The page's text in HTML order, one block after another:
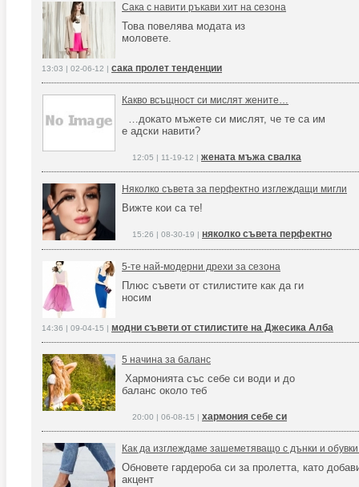
Сака с навити ръкави хит на сезона
Това повелява модата из
моловете.
13:03 | 02-06-12 | сака пролет тенденции
Какво всъщност си мислят жените…
…докато мъжете си мислят, че те са им
е адски навити?
12:05 | 11-19-12 | жената мъжа свалка
Няколко съвета за перфектно изглеждащи мигли
Вижте кои са те!
15:26 | 08-30-19 | няколко съвета перфектно
5-те най-модерни дрехи за сезонa
Плюс съвети от стилистите как да ги
носим
14:36 | 09-04-15 | модни съвети от стилистите на Джесика Алба
5 начина за баланс
Хармонията със себе си води и до
баланс около теб
20:00 | 06-08-15 | хармония себе си
Как да изглеждаме зашеметяващо с дънки и обувки
Обновете гардероба си за пролетта, като
акцент